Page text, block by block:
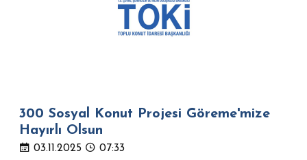
300 Sosyal Konut Projesi Göreme'mize
Hayırlı Olsun
03.11.2025 07:33